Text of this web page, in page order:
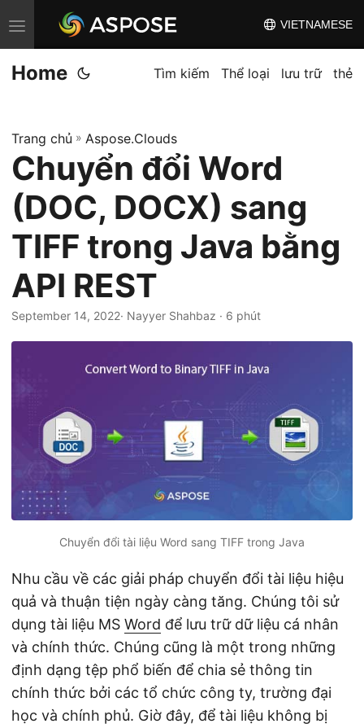
C
h
u
n
đ
đ
ề
u
h
VIETNAMESE
Home Tìm kiếm Thể loại lưu trữ thẻ
Trang chủ » Aspose.Clouds
Chuyển đổi Word
(DOC, DOCX) sang
TIFF trong Java bằng
API REST
September 14, 2022· Nayyer Shahbaz · 6 phút
Chuyển đổi tài liệu Word sang TIFF trong Java
Nhu cầu về các giải pháp chuyển đổi tài liệu hiệu
quả và thuận tiện ngày càng tăng. Chúng tôi sử
dụng tài liệu MS Word để lưu trữ dữ liệu cá nhân
và chính thức. Chúng cũng là một trong những
định dạng tệp phổ biến để chia sẻ thông tin
chính thức bởi các tổ chức công ty, trường đại
học và chính phủ. Giờ đây, để tài liệu không bị